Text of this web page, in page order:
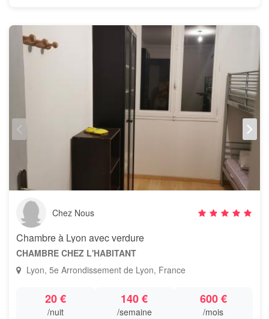
Chez Nous
Chambre à Lyon avec verdure
CHAMBRE CHEZ L'HABITANT
Lyon, 5e Arrondissement de Lyon, France
20 €
/nuit
140 €
/semaine
600 €
/mois